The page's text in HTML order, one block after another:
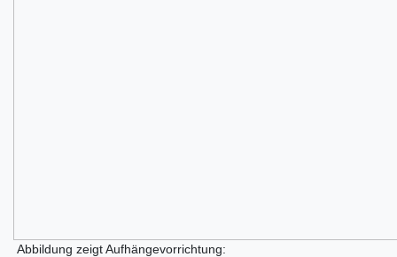
Abbildung zeigt Aufhängevorrichtung: